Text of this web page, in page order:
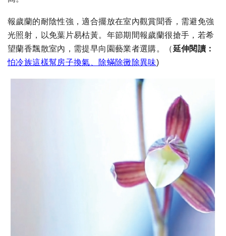
報歲蘭的耐陰性強，適合擺放在室內觀賞聞香，需避免強
光照射，以免葉片易枯黃。年節期間報歲蘭很搶手，若希
望蘭香飄散室內，需提早向園藝業者選購。
（延伸閱讀：
怕冷族這樣幫房子換氣、除蟎除黴除異味)